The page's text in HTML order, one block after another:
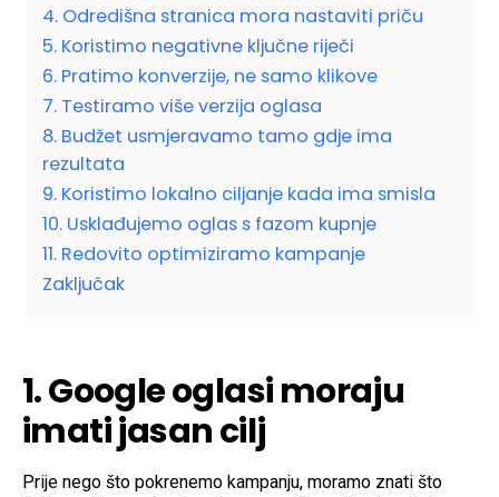
4. Odredišna stranica mora nastaviti priču
5. Koristimo negativne ključne riječi
6. Pratimo konverzije, ne samo klikove
7. Testiramo više verzija oglasa
8. Budžet usmjeravamo tamo gdje ima
rezultata
9. Koristimo lokalno ciljanje kada ima smisla
10. Usklađujemo oglas s fazom kupnje
11. Redovito optimiziramo kampanje
Zaključak
1. Google oglasi moraju
imati jasan cilj
Prije nego što pokrenemo kampanju, moramo znati što